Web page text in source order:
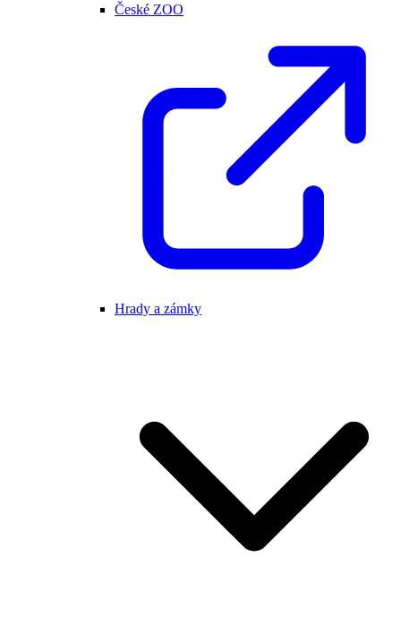
České ZOO
Hrady a zámky